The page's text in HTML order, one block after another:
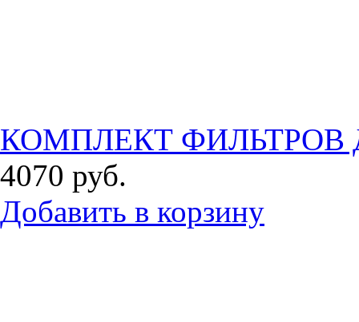
КОМПЛЕКТ ФИЛЬТРОВ
4070 руб.
Добавить в корзину